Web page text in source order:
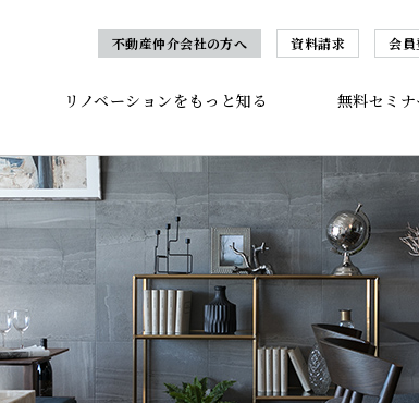
不動産仲介会社の方へ 資料請求 会
リノベーションをもっと知る 無料セミ